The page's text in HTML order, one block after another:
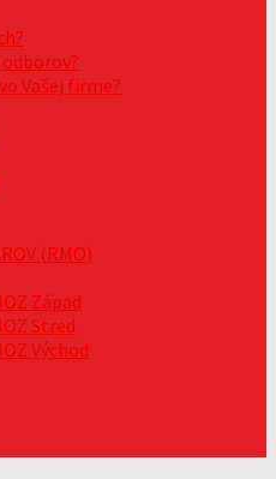
Vašej firme?
(RMO)
Západ
Stred
Východ